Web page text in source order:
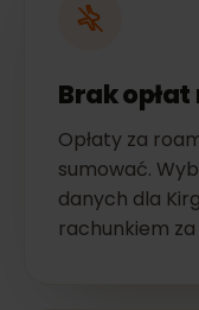
Brak
Opłaty za
sumować.
danych dla
rachunkiem